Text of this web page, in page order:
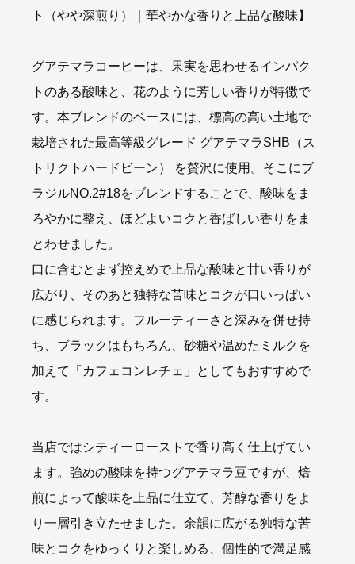
ト（やや深煎り）｜華やかな香りと上品な酸味】
グアテマラコーヒーは、果実を思わせるインパク
トのある酸味と、花のように芳しい香りが特徴で
す。本ブレンドのベースには、標高の高い土地で
栽培された最高等級グレード グアテマラSHB（ス
トリクトハードビーン） を贅沢に使用。そこにブ
ラジルNO.2#18をブレンドすることで、酸味をま
ろやかに整え、ほどよいコクと香ばしい香りをま
とわせました。
口に含むとまず控えめで上品な酸味と甘い香りが
広がり、そのあと独特な苦味とコクが口いっぱい
に感じられます。フルーティーさと深みを併せ持
ち、ブラックはもちろん、砂糖や温めたミルクを
加えて「カフェコンレチェ」としてもおすすめで
す。
当店ではシティーローストで香り高く仕上げてい
ます。強めの酸味を持つグアテマラ豆ですが、焙
煎によって酸味を上品に仕立て、芳醇な香りをよ
り一層引き立たせました。余韻に広がる独特な苦
味とコクをゆっくりと楽しめる、個性的で満足感